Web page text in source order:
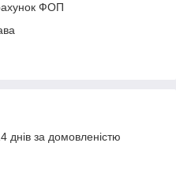
ФОП
днів за домовленістю